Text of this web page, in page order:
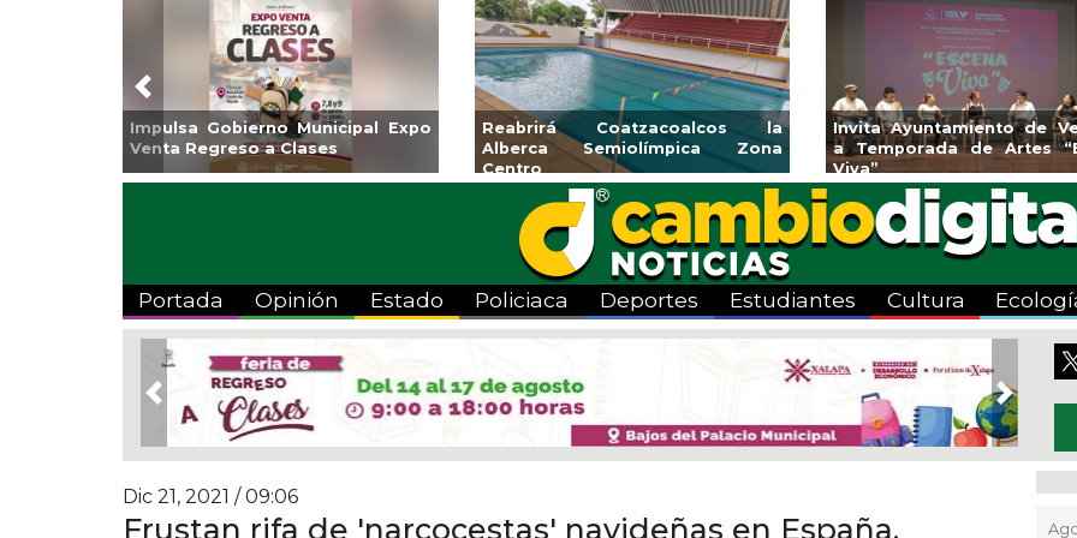
Reabrirá Coatzacoalcos la
Alberca Semiolímpica Zona
Invita Ayuntamiento de Veracruz
a Temporada de Artes “Escena
Viva”
Aplicará CMAS el Programa de
Tandeo durante agosto
Previous
Portada Opinión Estado Policiaca Deportes Estudiantes Cultura
Previous Next
Dic 21, 2021 / 09:06
Frustan rifa de 'narcocestas' navideñas en España,